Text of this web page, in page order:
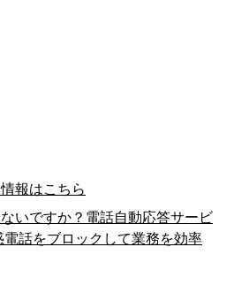
報はこちら
いですか？電話自動応答サービ
話をブロックして業務を効率